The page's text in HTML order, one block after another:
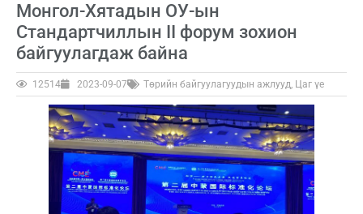
Монгол-Хятадын ОУ-ын
Стандартчиллын II форум зохион
байгуулагдаж байна
12514 2023-09-07 Төрийн байгуулагуудын ажлууд, Цаг үе